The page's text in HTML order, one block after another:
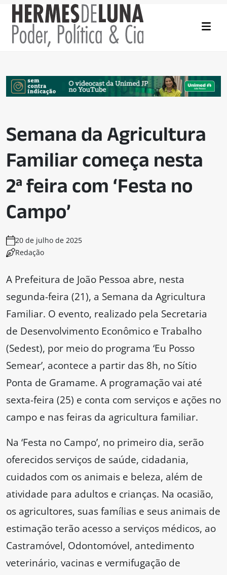
Semana da Agricultura
Familiar começa nesta
2ª feira com ‘Festa no
Campo’
20 de julho de 2025
Redação
A Prefeitura de João Pessoa abre, nesta
segunda-feira (21), a Semana da Agricultura
Familiar. O evento, realizado pela Secretaria
de Desenvolvimento Econômico e Trabalho
(Sedest), por meio do programa ‘Eu Posso
Semear’, acontece a partir das 8h, no Sítio
Ponta de Gramame. A programação vai até
sexta-feira (25) e conta com serviços e ações no
campo e nas feiras da agricultura familiar.
Na ‘Festa no Campo’, no primeiro dia, serão
oferecidos serviços de saúde, cidadania,
cuidados com os animais e beleza, além de
atividade para adultos e crianças. Na ocasião,
os agricultores, suas famílias e seus animais de
estimação terão acesso a serviços médicos, ao
Castramóvel, Odontomóvel, antedimento
veterinário, vacinas e vermifugação de